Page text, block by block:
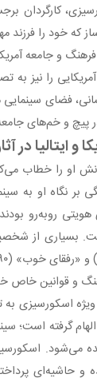
کارگردان
که خود را فرزند
فرهنگ و جامعه
را نیز
فضای
و خم‌های
و ایتالیا در
او را خطاب
بر نگاه او به
روبه‌رو
بسیاری از
و قوانین خاص خود
ویژه اسکورسیزی
الهام گرفته است؛
می‌شود.
حاشیه‌ای